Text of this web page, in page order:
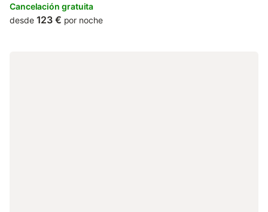
Cancelación gratuita
desde 123 € por noche